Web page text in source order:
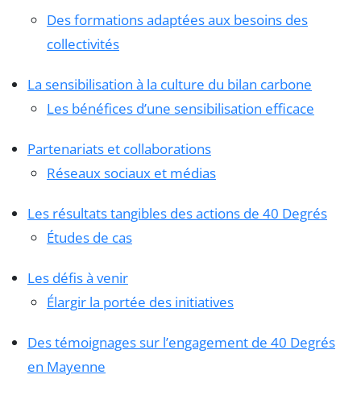
Des formations adaptées aux besoins des
collectivités
La sensibilisation à la culture du bilan carbone
Les bénéfices d’une sensibilisation efficace
Partenariats et collaborations
Réseaux sociaux et médias
Les résultats tangibles des actions de 40 Degrés
Études de cas
Les défis à venir
Élargir la portée des initiatives
Des témoignages sur l’engagement de 40 Degrés
en Mayenne